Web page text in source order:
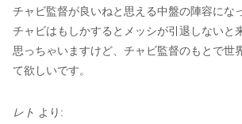
チャビ監督が良いねと思える中盤の陣容にな
チャビはもしかするとメッシが引退しないと
思っちゃいますけど、チャビ監督のもとで世
て欲しいです。
レト より: